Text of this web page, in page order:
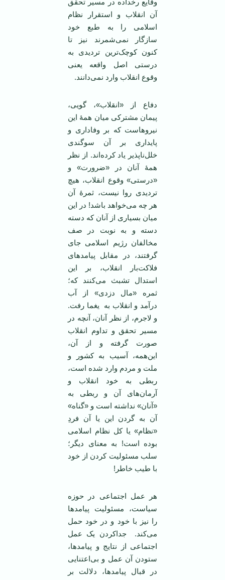
وقایع رخداده در مسیر تحقق
آن انقلاب و استقرار نظام
اسلامی را به طبع خود
سازگار نمی‌شمرند نیز تا
کنون کوچک‌ترین تردیدی به
درستی اصل واقعه یعنی
وقوع انقلاب وارد نمی‌دانند.
دفاع از «انقلاب»، گویی،
پیمان مشترکی‌ میان همۀ این
نیروهاست که بر وفاداری و
پایداری بر آن سوگندی
خلل‌ناپذیر یاد کرده‌اند. از نظر
همۀ آنان در «ضرورت» و
«درستی» وقوع انقلاب، هیچ
تردیدی روا نیست، ثمرۀ آن
هر چه می‌خواهد باشد! در این
میان بسیاری از آنان که دسته
دسته و به نوبت در صف
مخالفان رژیم اسلامی جای
گرفتند، در مقابل پیامدهای
فلاکت‌بار انقلاب، بر این
استدال تشبث می‌کنند که؛
ثمره «مال دزدی» از آب
درآمد و انقلاب به یغما رفت.
و لاجرم، از نظر آنان، آنچه در
مسیر تحقق و تداوم انقلاب
صورت گرفته و از آن،
این‌همه، آسیب به کشور و
ملت و مردم وارد شده است،
ربطی به خود انقلاب و
آرمان‌های آن و ربطی به
«آنان» نداشته است و «گناه»
آن به گردن این یا آن فردِ
«نظام» یا کل نظام اسلامی
بوده است! به معنای دیگر؛
سلب مسئولیت کردن از خود
با طیب خاطر!
هر عمل اجتماعی در حوزه
سیاست، مسئولیت پیامدها
را نیز با خود و در خود حمل
می‌کند. جداکردن یک عمل
اجتماعی از نتایج و پیامدها،
ستودن آن عمل و بی‌اعتنایی
در قبال پیامدها، دلالت بر